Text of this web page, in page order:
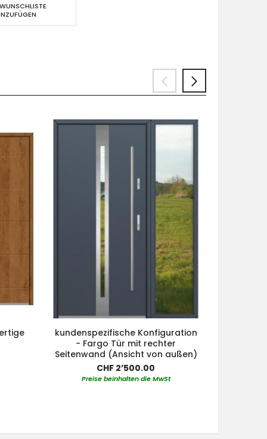
kundenspezifische Konfiguration
- Fargo Tür mit rechter
Seitenwand (Ansicht von außen)
CHF 2’500.00
Preise beinhalten die MwSt